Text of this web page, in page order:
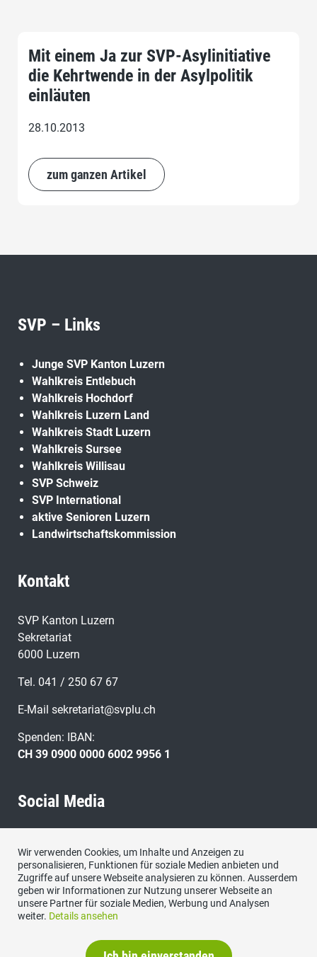
Mit einem Ja zur SVP-Asylinitiative
die Kehrtwende in der Asylpolitik
einläuten
28.10.2013
zum ganzen Artikel
SVP – Links
Junge SVP Kanton Luzern
Wahlkreis Entlebuch
Wahlkreis Hochdorf
Wahlkreis Luzern Land
Wahlkreis Stadt Luzern
Wahlkreis Sursee
Wahlkreis Willisau
SVP Schweiz
SVP International
aktive Senioren Luzern
Landwirtschaftskommission
Kontakt
SVP Kanton Luzern
Sekretariat
6000 Luzern
Tel. 041 / 250 67 67
E-Mail sekretariat@svplu.ch
Spenden: IBAN:
CH 39 0900 0000 6002 9956 1
Social Media
Wir verwenden Cookies, um Inhalte und Anzeigen zu
personalisieren, Funktionen für soziale Medien anbieten und
Zugriffe auf unsere Webseite analysieren zu können. Ausserdem
geben wir Informationen zur Nutzung unserer Webseite an
unsere Partner für soziale Medien, Werbung und Analysen
weiter. Details ansehen